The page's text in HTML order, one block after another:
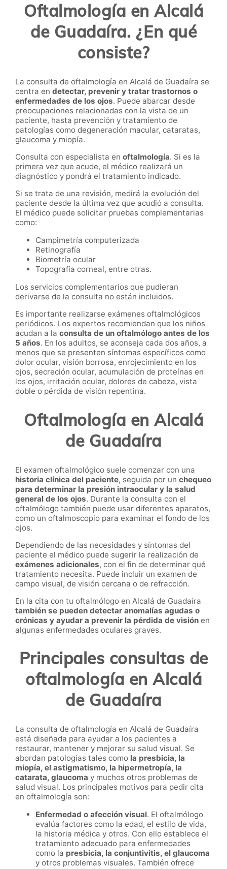
Oftalmología en Alcalá
de Guadaíra. ¿En qué
consiste?
La consulta de oftalmología en Alcalá de Guadaíra se
centra en detectar, prevenir y tratar trastornos o
enfermedades de los ojos. Puede abarcar desde
preocupaciones relacionadas con la vista de un
paciente, hasta prevención y tratamiento de
patologías como degeneración macular, cataratas,
glaucoma y miopía.
Consulta con especialista en oftalmología. Si es la
primera vez que acude, el médico realizará un
diagnóstico y pondrá el tratamiento indicado.
Si se trata de una revisión, medirá la evolución del
paciente desde la última vez que acudió a consulta.
El médico puede solicitar pruebas complementarias
como:
Campimetría computerizada
Retinografía
Biometría ocular
Topografía corneal, entre otras.
Los servicios complementarios que pudieran
derivarse de la consulta no están incluidos.
Es importante realizarse exámenes oftalmológicos
periódicos. Los expertos recomiendan que los niños
acudan a la consulta de un oftalmólogo antes de los
5 años. En los adultos, se aconseja cada dos años, a
menos que se presenten síntomas específicos como
dolor ocular, visión borrosa, enrojecimiento en los
ojos, secreción ocular, acumulación de proteínas en
los ojos, irritación ocular, dolores de cabeza, vista
doble o pérdida de visión repentina.
Oftalmología en Alcalá
de Guadaíra
El examen oftalmológico suele comenzar con una
historia clínica del paciente, seguida por un chequeo
para determinar la presión intraocular y la salud
general de los ojos. Durante la consulta con el
oftalmólogo también puede usar diferentes aparatos,
como un oftalmoscopio para examinar el fondo de los
ojos.
Dependiendo de las necesidades y síntomas del
paciente el médico puede sugerir la realización de
exámenes adicionales, con el fin de determinar qué
tratamiento necesita. Puede incluir un examen de
campo visual, de visión cercana o de refracción.
En la cita con tu oftalmólogo en Alcalá de Guadaíra
también se pueden detectar anomalías agudas o
crónicas y ayudar a prevenir la pérdida de visión en
algunas enfermedades oculares graves.
Principales consultas de
oftalmología en Alcalá
de Guadaíra
La consulta de oftalmología en Alcalá de Guadaíra
está diseñada para ayudar a los pacientes a
restaurar, mantener y mejorar su salud visual. Se
abordan patologías tales como la presbicia, la
miopía, el astigmatismo, la hipermetropía, la
catarata, glaucoma y muchos otros problemas de
salud visual. Los principales motivos para pedir cita
en oftalmología son:
Enfermedad o afección visual. El oftalmólogo
evalúa factores como la edad, el estilo de vida,
la historia médica y otros. Con ello establece el
tratamiento adecuado para enfermedades
como la presbicia, la conjuntivitis, el glaucoma
y otros problemas visuales. También ofrece